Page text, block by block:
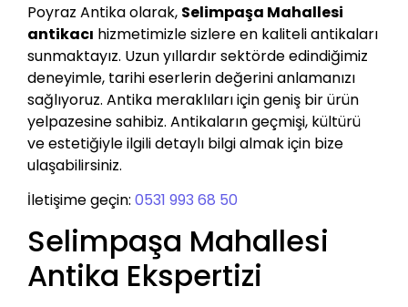
Poyraz Antika olarak, Selimpaşa Mahallesi
antikacı hizmetimizle sizlere en kaliteli antikaları
sunmaktayız. Uzun yıllardır sektörde edindiğimiz
deneyimle, tarihi eserlerin değerini anlamanızı
sağlıyoruz. Antika meraklıları için geniş bir ürün
yelpazesine sahibiz. Antikaların geçmişi, kültürü
ve estetiğiyle ilgili detaylı bilgi almak için bize
ulaşabilirsiniz.
İletişime geçin: 0531 993 68 50
Selimpaşa Mahallesi
Antika Ekspertizi